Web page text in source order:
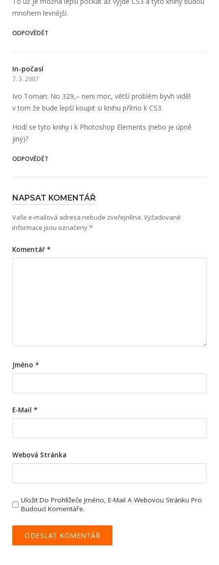
mnohem levnější.
ODPOVĚDĚT
In-počasí
7. 3. 2007
Ivo Toman: No 329,– neni moc, větší problém byvh viděl
v tom že bude lepší koupit si knihu přímo k CS3.
Hodí se tyto knihy i k Photoshop Elements (nebo je úpně
jiný)?
ODPOVĚDĚT
NAPSAT KOMENTÁŘ
Vaše e-mailová adresa nebude zveřejněna. Vyžadované
informace jsou označeny*
Komentář *
Jméno *
E-Mail *
Webová Stránka
Uložit Do Prohlížeče Jméno, E-Mail A Webovou Stránku Pro
Budoucí Komentáře.